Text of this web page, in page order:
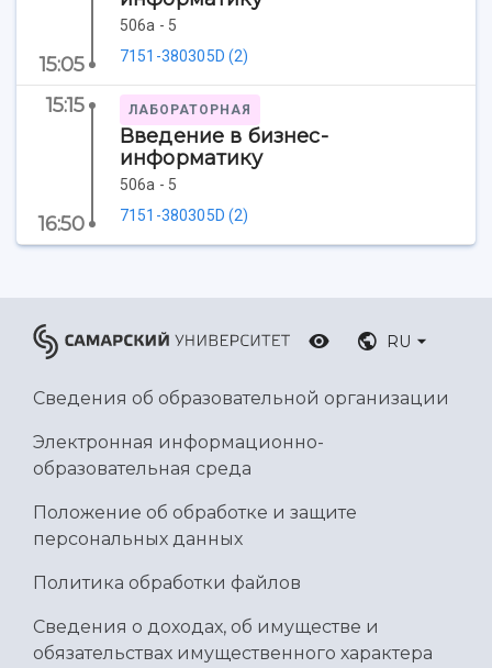
Ботанический сад
Умный дом бабочек
Международный межвузовский кампус
Сведения об образовательной организации
Официальные документы
15:05
506а - 5
7151-380305D (2)
15:15
16:50
ЛАБОРАТОРНАЯ
Введение в бизнес-
информатику
506а - 5
7151-380305D (2)
RU
Сведения об образовательной организации
Электронная информационно-
образовательная среда
Положение об обработке и защите
персональных данных
Политика обработки файлов
Сведения о доходах, об имуществе и
обязательствах имущественного характера